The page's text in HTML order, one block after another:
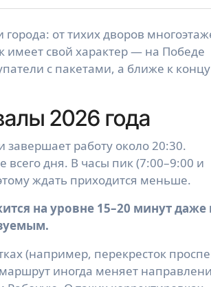
от тихих дворов
имеет свой характер — на Победе
с пакетами, а ближе к
2026 года
завершает работу около 20:30.
всего дня. В часы пик (7:00–9:00 и
ждать приходится меньше.
на уровне 15–20 минут даже
(например, перекресток
иногда меняет